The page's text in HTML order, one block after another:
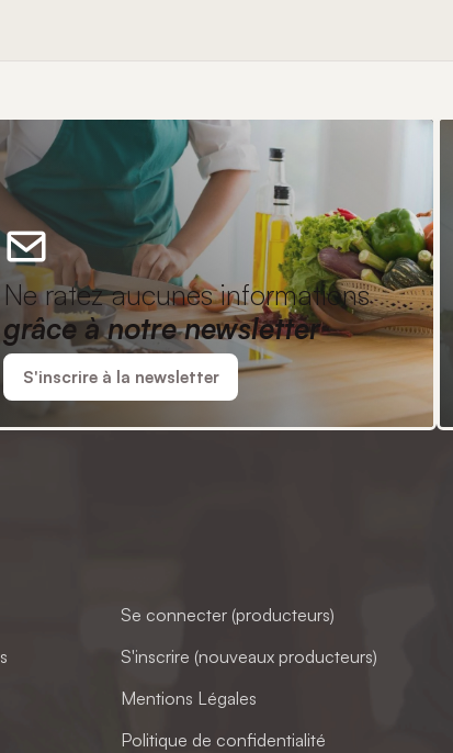
Ne ratez aucunes informations
grâce à notre newsletter
S'inscrire à la newsletter
Se connecter (producteurs)
S'inscrire (nouveaux producteurs)
Mentions Légales
Politique de confidentialité